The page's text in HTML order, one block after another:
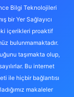
Bilgi Teknolojileri
bir Yer Sağlayıcı
içerikleri proaktif
bulunmamaktadır.
taşımakta olup,
Bu internet
ile hiçbir bağlantısı
makaleler